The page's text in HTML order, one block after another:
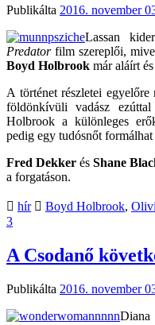
Publikálta 2016. november
Lassan
Predatorfilm szereplői,
Boyd Holbrook már aláírt
A történet részletei
földönkívüli vadász
Holbrook a különleges
pedig egy tudósnőt formálhat
Fred Dekker és Shane
a forgatáson.
hír Boyd Holbrook,
3
A Csodanő
Publikálta 2016. november
Diana